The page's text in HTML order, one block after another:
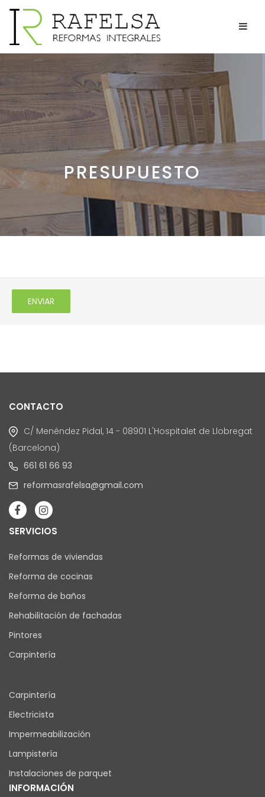
PRESUPUESTO
ENVIAR
CONTACTO
C/ Menéndez Pidal, 14 - 08901 L'Hospitalet de Llobregat
(Barcelona)
661 61 66 93
reformasrafelsa@gmail.com
SERVICIOS
Reformas de viviendas
Reforma de cocinas
Reforma de baños
Rehabilitación de fachadas
Pintores
Carpintería
Carpintería
Electricista
Impermeabilización
Lampistería
Instalaciones de parquet
INFORMACIÓN